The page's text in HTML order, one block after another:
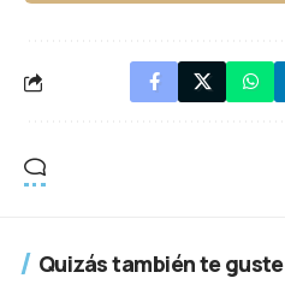
Quizás también te guste